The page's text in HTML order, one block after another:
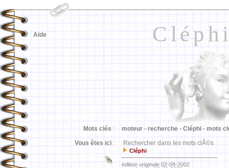
Aide
Mots clés : moteur - recherche - Cléphi - mots
Vous êtes ici : Rechercher dans les mots clÃ©s
Cléphi
édition originale 02-08-2002